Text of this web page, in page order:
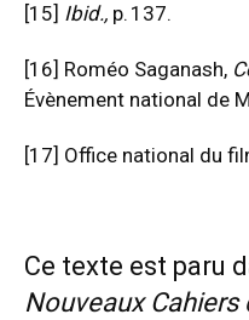
[15] Ibid., p. 137.
[16] Roméo Saganash,
Évènement national de
[17] Office national du
Ce texte est paru
Nouveaux